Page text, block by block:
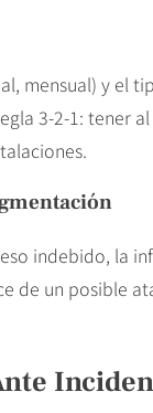
mensual) y el
3-2-1: tener
indebido, la
de un posible